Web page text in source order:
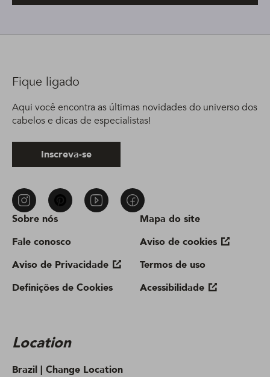
Sobre nós
Fale conosco
Aviso de Privacidade
Definições de Cookies
Mapa do site
Aviso de cookies
Termos de uso
Acessibilidade
Location
Brazil | Change Location
Fique ligado
Aqui você encontra as últimas novidades do universo dos
cabelos e dicas de especialistas!
Inscreva-se